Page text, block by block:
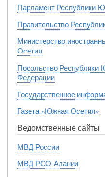
Парламент Республики
Правительство
Министерство
Осетия
Посольство Республики
Федерации
Государственное
Газета «Южная Осетия»
Ведомственные сайты
МВД России
МВД РСО-Алании